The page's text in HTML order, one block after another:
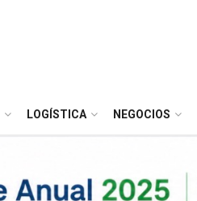
LOGÍSTICA NEGOCIOS